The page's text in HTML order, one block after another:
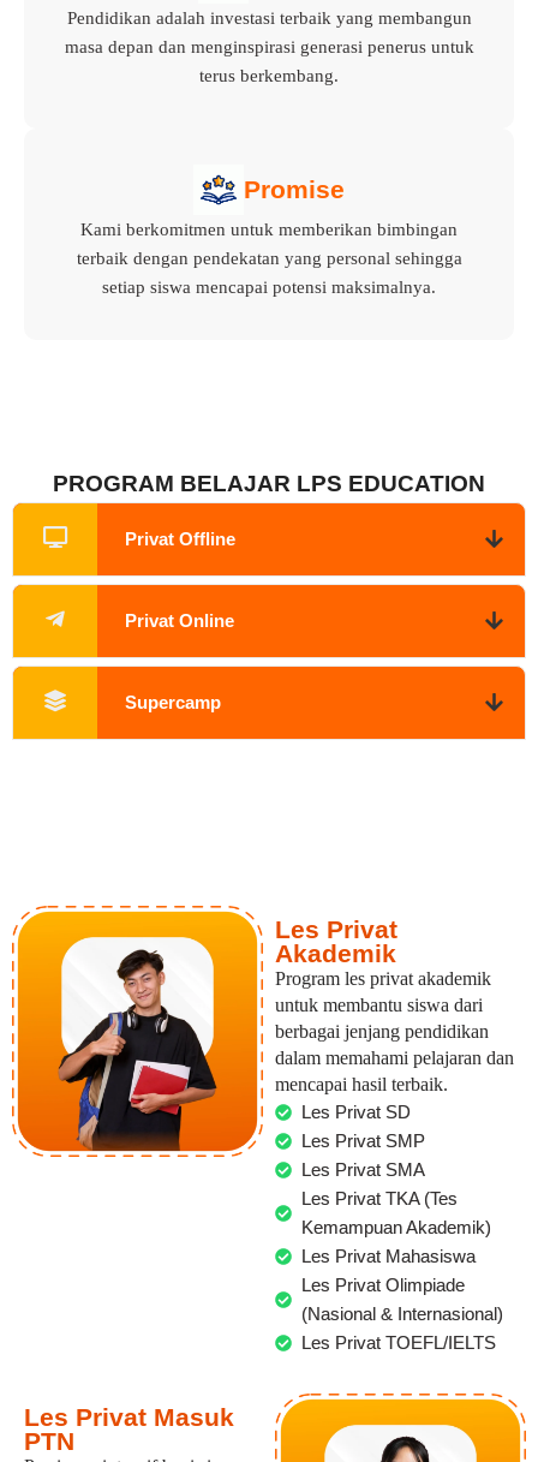
Pendidikan adalah investasi terbaik yang membangun
masa depan dan menginspirasi generasi penerus untuk
terus berkembang.
Promise
Kami berkomitmen untuk memberikan bimbingan
terbaik dengan pendekatan yang personal sehingga
setiap siswa mencapai potensi maksimalnya.
PROGRAM BELAJAR LPS EDUCATION
Privat Offline
Privat Online
Supercamp
Les Privat
Akademik
Program les privat akademik
untuk membantu siswa dari
berbagai jenjang pendidikan
dalam memahami pelajaran dan
mencapai hasil terbaik.
Les Privat SD
Les Privat SMP
Les Privat SMA
Les Privat TKA (Tes
Kemampuan Akademik)
Les Privat Mahasiswa
Les Privat Olimpiade
(Nasional & Internasional)
Les Privat TOEFL/IELTS
Les Privat Masuk
PTN